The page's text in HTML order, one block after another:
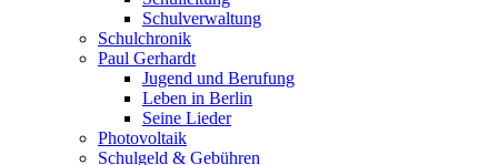
Schulverwaltung
Schulchronik
Paul Gerhardt
Jugend und Berufung
Leben in Berlin
Seine Lieder
Photovoltaik
Schulgeld & Gebühren